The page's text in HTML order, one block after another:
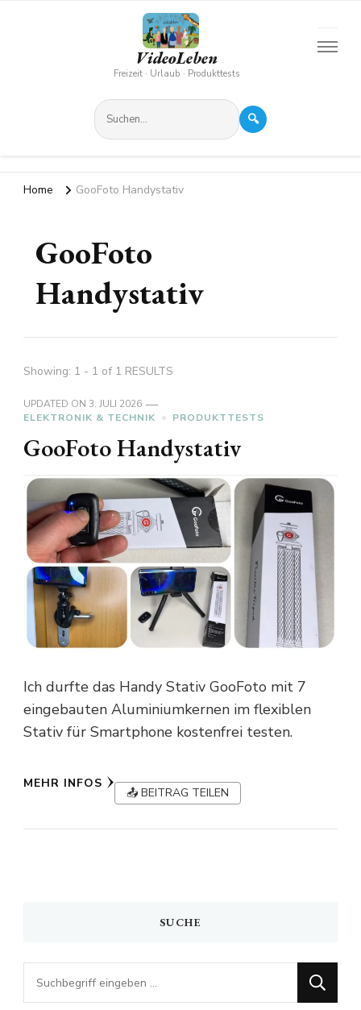
VideoLeben
Freizeit · Urlaub · Produkttests
🔍
Home GooFoto Handystativ
GooFoto
Handystativ
Showing: 1 - 1 of 1 RESULTS
UPDATED ON 3. JULI 2026
ELEKTRONIK & TECHNIK
PRODUKTTESTS
GooFoto Handystativ
Ich durfte das Handy Stativ GooFoto mit 7
eingebauten Aluminiumkernen im flexiblen
Stativ für Smartphone kostenfrei testen.
MEHR INFOS
📤 BEITRAG TEILEN
SUCHE
Looking
for